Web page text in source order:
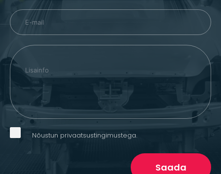
Nõustun privaatsustingimustega.
Saada